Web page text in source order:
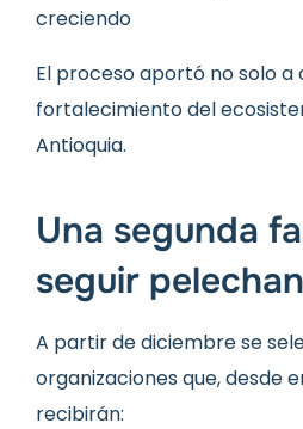
creciendo
El proceso aportó no solo a
fortalecimiento del
Antioquia.
Una segunda
seguir
A partir de diciembre se
organizaciones que, desde
recibirán: